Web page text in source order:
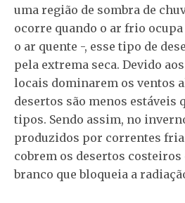
uma região de sombra de
ocorre quando o ar frio
o ar quente -, esse tipo de
pela extrema seca. Devido
locais dominarem os ventos
desertos são menos estáveis
tipos. Sendo assim, no
produzidos por correntes
cobrem os desertos
branco que bloqueia a